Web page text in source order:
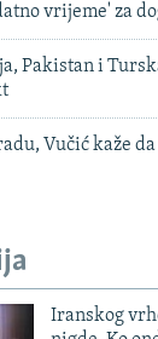
vrijeme' za
Pakistan i
Vučić kaže
Iranskog